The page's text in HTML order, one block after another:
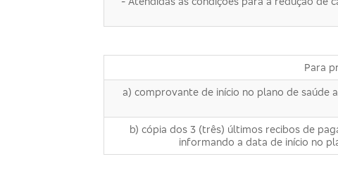
Para
a) comprovante de início no plano de
b) cópia dos 3 (três) últimos recibos de
informando a data de início no